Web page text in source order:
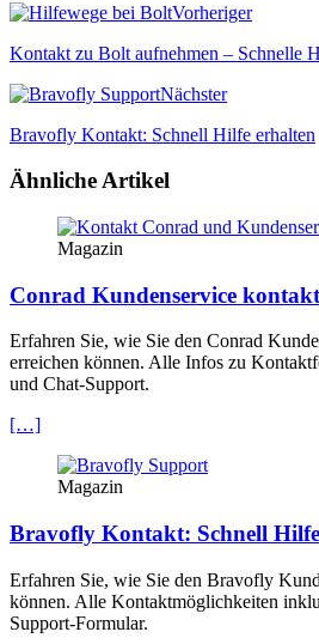
Vorheriger
Kontakt zu Bolt aufnehmen – Schnelle
Nächster
Bravofly Kontakt: Schnell Hilfe erhalten
Ähnliche Artikel
Magazin
Conrad Kundenservice
Erfahren Sie, wie Sie den Conrad
erreichen können. Alle Infos zu
und Chat-Support.
[…]
Magazin
Bravofly Kontakt: Schnell
Erfahren Sie, wie Sie den Bravofly
können. Alle Kontaktmöglichkeiten
Support-Formular.